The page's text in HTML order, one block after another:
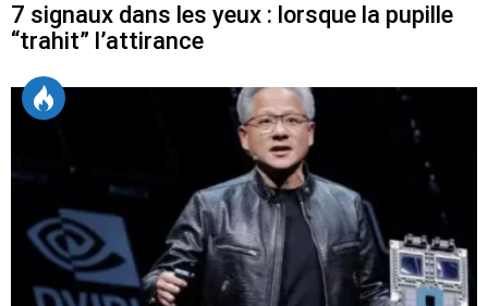
7 signaux dans les yeux : lorsque la pupille
“trahit” l’attirance